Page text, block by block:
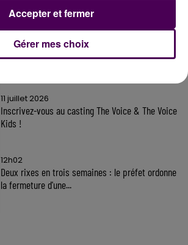
Gagnez vos entrées à Terra Botanica !
11 juillet 2026
Inscrivez-vous au casting The Voice & The Voice
Kids !
12h02
Deux rixes en trois semaines : le préfet ordonne
la fermeture d'une...
Gérer mes choix
Accepter et fermer